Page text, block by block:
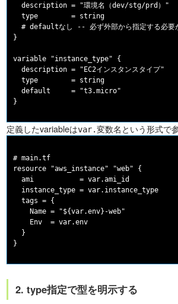
  description = "環境名（dev/stg/prd）"
  type        = string
# defaultなし -- 必ず外部から指定する必要
}
variable "instance_type" {
  description = "EC2インスタンスタイプ"
  type        = string
  default     = "t3.micro"
定義したvariableはvar.変数名 という形式で
# main.tf
resource "aws_instance" "web" {
  ami           = var.ami_id
  instance_type = var.instance_type
  tags = {
    Name = "${var.env}-web"
    Env  = var.env
  }
2. type指定で型を明示する